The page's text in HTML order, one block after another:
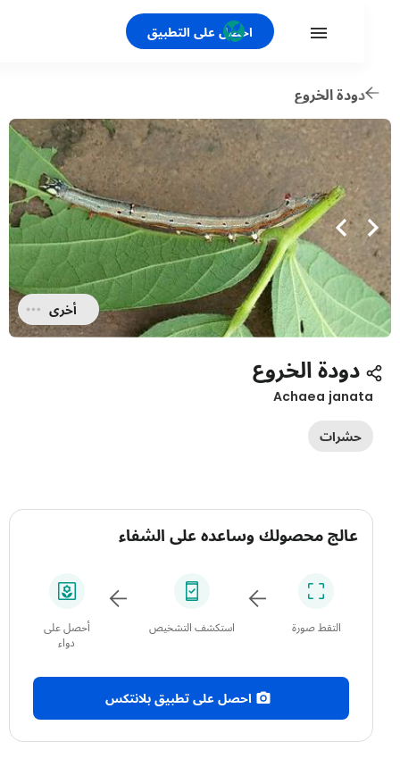
احصل على التطبيق
دودة الخروع
أخرى
دودة الخروع
Achaea
حشرات
عالج محصولك وساعده على الشفاء
التقط صورة استكشف التشخيص
أحصل على
احصل على تطبيق بلانتكس